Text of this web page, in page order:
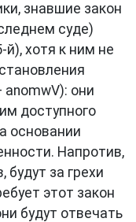
знавшие закон
суде)
й), хотя к ним не
anomwV): они
доступного
основании
Напротив,
за грехи
этот закон
будут отвечать